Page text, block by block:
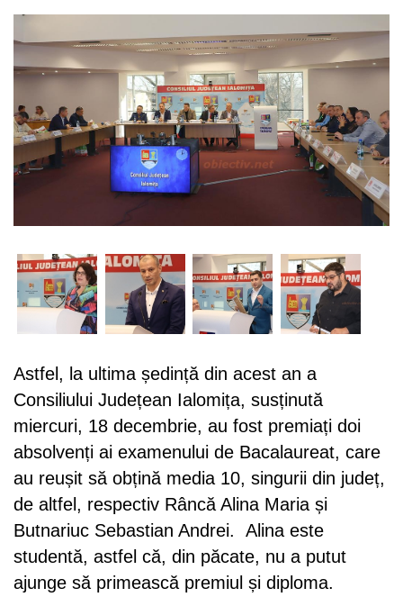
Astfel, la ultima ședință din acest an a
Consiliului Județean Ialomița, susținută
miercuri, 18 decembrie, au fost premiați doi
absolvenți ai examenului de Bacalaureat, care
au reușit să obțină media 10, singurii din județ,
de altfel, respectiv Râncă Alina Maria și
Butnariuc Sebastian Andrei. Alina este
studentă, astfel că, din păcate, nu a putut
ajunge să primească premiul și diploma.